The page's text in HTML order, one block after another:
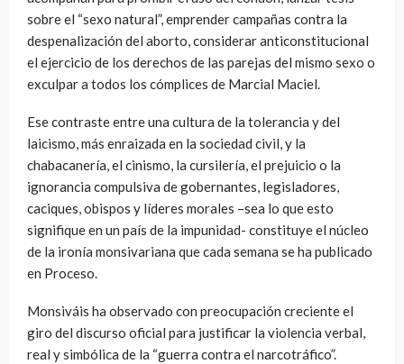
sobre el “sexo natural”, emprender campañas contra la
despenalización del aborto, considerar anticonstitucional
el ejercicio de los derechos de las parejas del mismo sexo o
exculpar a todos los cómplices de Marcial Maciel.
Ese contraste entre una cultura de la tolerancia y del
laicismo, más enraizada en la sociedad civil, y la
chabacanería, el cinismo, la cursilería, el prejuicio o la
ignorancia compulsiva de gobernantes, legisladores,
caciques, obispos y líderes morales –sea lo que esto
signifique en un país de la impunidad- constituye el núcleo
de la ironía monsivariana que cada semana se ha publicado
en Proceso.
Monsiváis ha observado con preocupación creciente el
giro del discurso oficial para justificar la violencia verbal,
real y simbólica de la “guerra contra el narcotráfico”.